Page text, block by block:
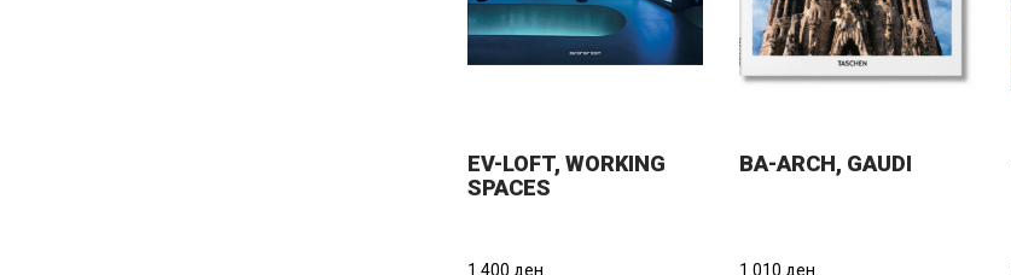
EV-LOFT, WORKING
SPACES
1.400 ден.
BA-ARCH, GAUDI
1.010 ден.